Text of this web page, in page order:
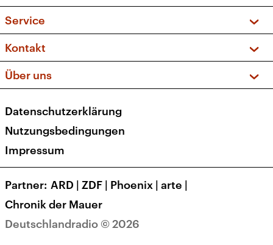
Sendungen und Podcasts
Musikliste
Kakadu – Das Kinderprogramm
Frequenzen (UKW + DAB+)
Service
FAQ
Apps
Newsletter
Veranstaltungen
Kontakt
Social Media
Über uns
Presse
Karriere
Transparenz
Deutschlandradio © 2026
Datenschutzerklärung
Nutzungsbedingungen
Impressum
Partner ARD | ZDF | Phoenix | arte |
Chronik der Mauer